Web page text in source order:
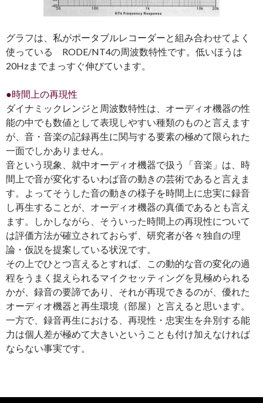
グラフは、私がポータブルレコーダーと組み合わせてよく
使っている RODE/NT4の周波数特性です。低いほうは
20Hzまでまっすぐ伸びています。
●時間上の再現性
ダイナミックレンジと周波数特性は、オーディオ機器の性
能の中でも数値として表現しやすい種類のものと言えます
が、音・音楽の記録再生に関与する要素の極めて限られた
一面でしかありません。
音という現象、就中オーディオ機器で扱う「音楽」は、時
間上で音が変化するいわば音の動きの芸術であると言えま
す。よってそうした音の動きの様子を時間上に忠実に録音
し再生することが、オーディオ機器の真価であるとも言え
ます。しかしながら、そういった時間上の再現性について
は評価方法が確立されておらず、研究者が各々独自の理
論・仮説を提案している状況です。
その上でひとつ言えるとすれば、この動的な音の変化の過
程をうまく捉えられるマイクセッティングを見極められる
かが、録音の要諦であり、それが再現できるのが、優れた
オーディオ機器と再生環境（部屋）と言えると思います。
一方で、録音再生における、再現性・忠実生を弁別する能
力は個人差が極めて大きいということも付け加えなければ
ならない事実です。